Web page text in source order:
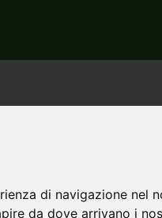
di navigazione nel
da dove arrivano i
Automatico